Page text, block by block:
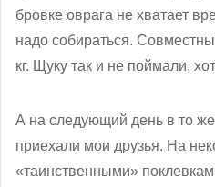
бровке оврага не хватает
надо собираться.
кг. Щуку так и не поймали,
А на следующий день в то
приехали мои друзья. На
«таинственными»